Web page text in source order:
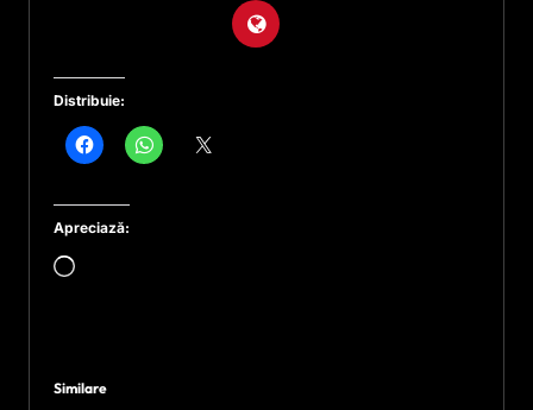
Distribuie:
Apreciază:
Încarc...
Similare